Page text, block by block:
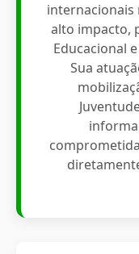
internacionais
alto impacto,
Educacional
Sua